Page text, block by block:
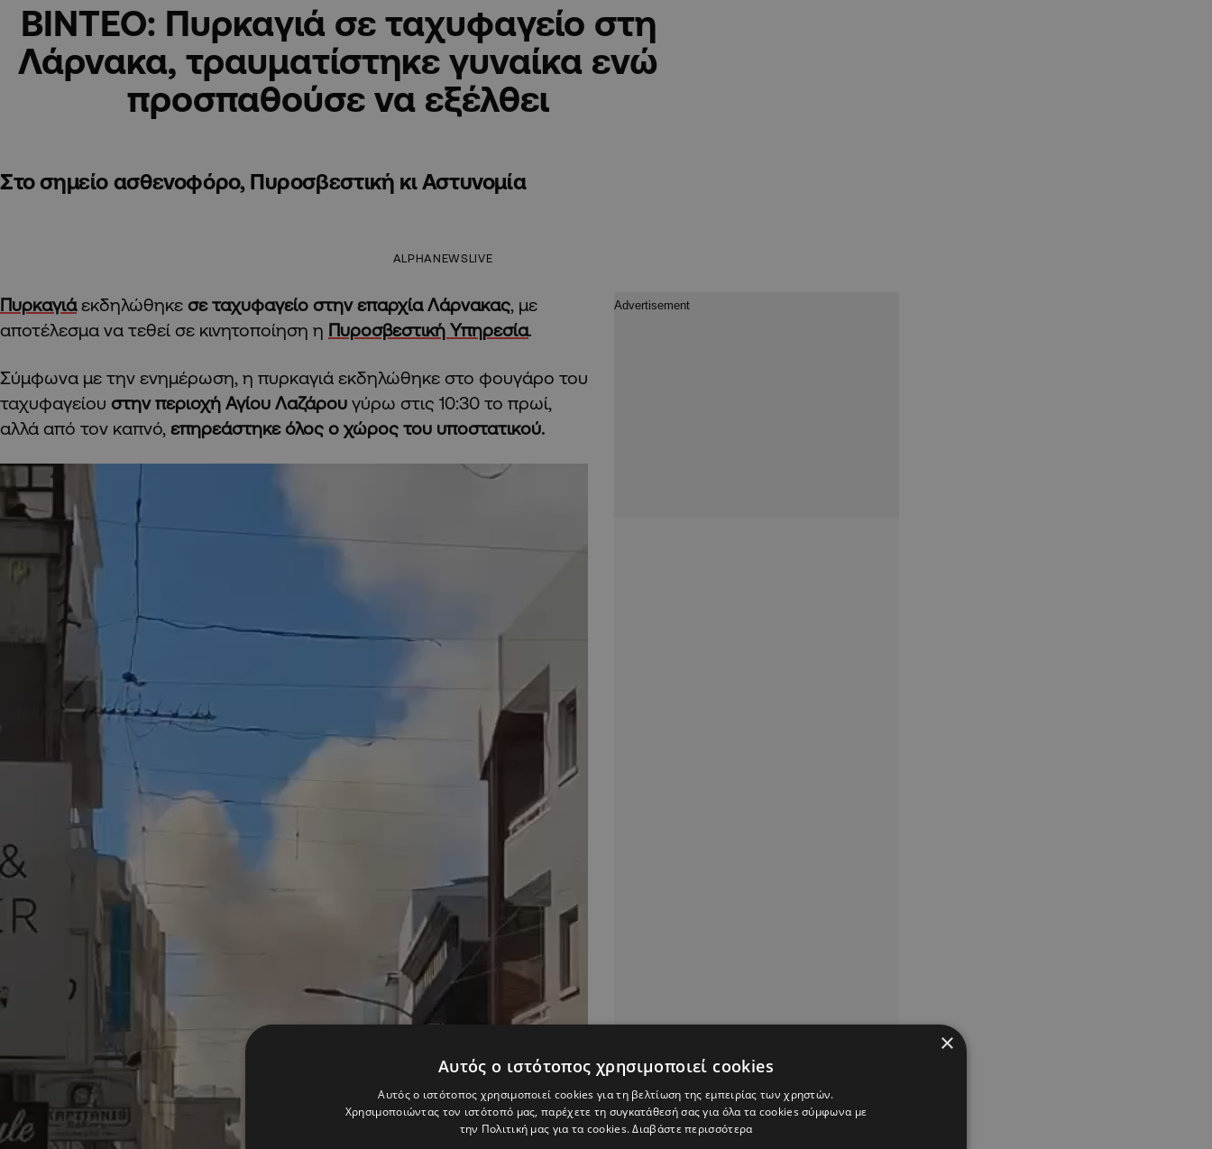
ΒΙΝΤΕΟ: Πυρκαγιά σε ταχυφαγείο στη
Λάρνακα, τραυματίστηκε γυναίκα ενώ
προσπαθούσε να εξέλθει
Στο σημείο ασθενοφόρο, Πυροσβεστική κι Αστυνομία
ALPHANEWSLIVE
Πυρκαγιάεκδηλώθηκε σε ταχυφαγείο στην επαρχία Λάρνακας , με
αποτέλεσμα να τεθεί σε κινητοποίηση η Πυροσβεστική Υπηρεσία.
Σύμφωνα με την ενημέρωση, η πυρκαγιά εκδηλώθηκε στο φουγάρο του
ταχυφαγείου στην περιοχή Αγίου Λαζάρου γύρω στις 10:30 το πρωί,
αλλά από τον καπνό, επηρεάστηκε όλος ο χώρος του υποστατικού.
×
Αυτός ο ιστότοπος χρησιμοποιεί cookies
Αυτός ο ιστότοπος χρησιμοποιεί cookies για τη βελτίωση της εμπειρίας των χρηστών.
Χρησιμοποιώντας τον ιστότοπό μας, παρέχετε τη συγκατάθεσή σας για όλα τα cookies σύμφωνα με
την Πολιτική μας για τα cookies.Διαβάστε περισσότερα